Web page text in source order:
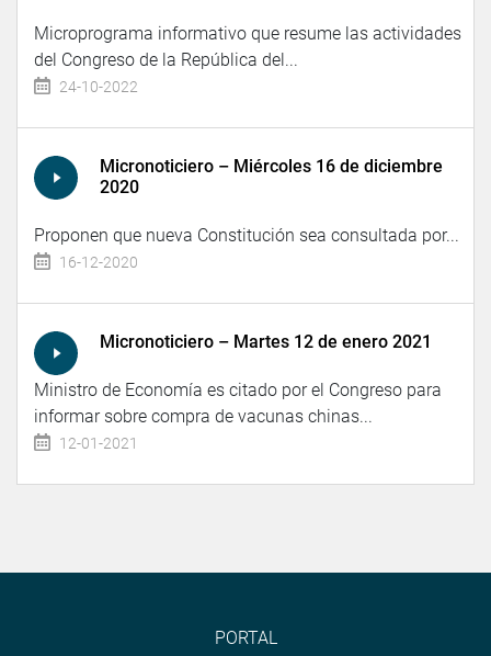
Microprograma informativo que resume las actividades
del Congreso de la República del...
24-10-2022
Micronoticiero – Miércoles 16 de diciembre
2020
Proponen que nueva Constitución sea consultada por...
16-12-2020
Micronoticiero – Martes 12 de enero 2021
Ministro de Economía es citado por el Congreso para
informar sobre compra de vacunas chinas...
12-01-2021
PORTAL